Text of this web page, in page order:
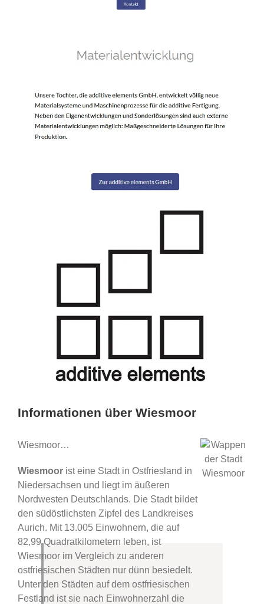
Informationen über Wiesmoor
Wiesmoor…
Wiesmoor ist eine Stadt in Ostfriesland in
Niedersachsen und liegt im äußeren
Nordwesten Deutschlands. Die Stadt bildet
den südöstlichsten Zipfel des Landkreises
Aurich. Mit 13.005 Einwohnern, die auf
82,99 Quadratkilometern leben, ist
Wiesmoor im Vergleich zu anderen
ostfriesischen Städten nur dünn besiedelt.
Unter den Städten auf dem ostfriesischen
Festland ist sie nach Einwohnerzahl die